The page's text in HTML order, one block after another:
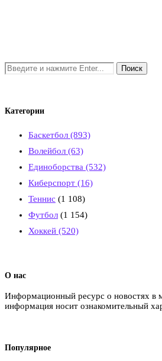
Категории
Баскетбол (893)
Волейбол (63)
Единоборства (532)
Киберспорт (16)
Теннис (1 108)
Футбол (1 154)
Хоккей (520)
О нас
Информационный ресурс о новостях в
информация носит ознакомительный
Популярное